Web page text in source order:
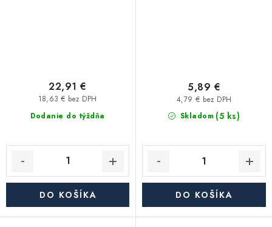
Dodanie do týždňa
18,63 € bez DPH
22,91 €
DO KOŠÍKA
Skladom (5 ks)
4,79 € bez DPH
5,89 €
DO KOŠÍKA